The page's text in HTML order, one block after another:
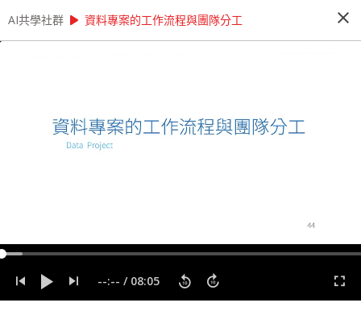
AI共學社群 play_arrow AI 先修班 - 資料科學家的 12 堂心法養成課
這是一個資料的時代，人人好像都需要會一點運用
資料的能力。本課程將透過 12 + X 堂課程，內容
將會談到資料科學的發展脈絡以及一個資料專案起
心法
程式設計
資料專案
資料科學
AI共學社群 play_arrow 資料專案的工作流程與團隊分工 close
--:-- / 08:05